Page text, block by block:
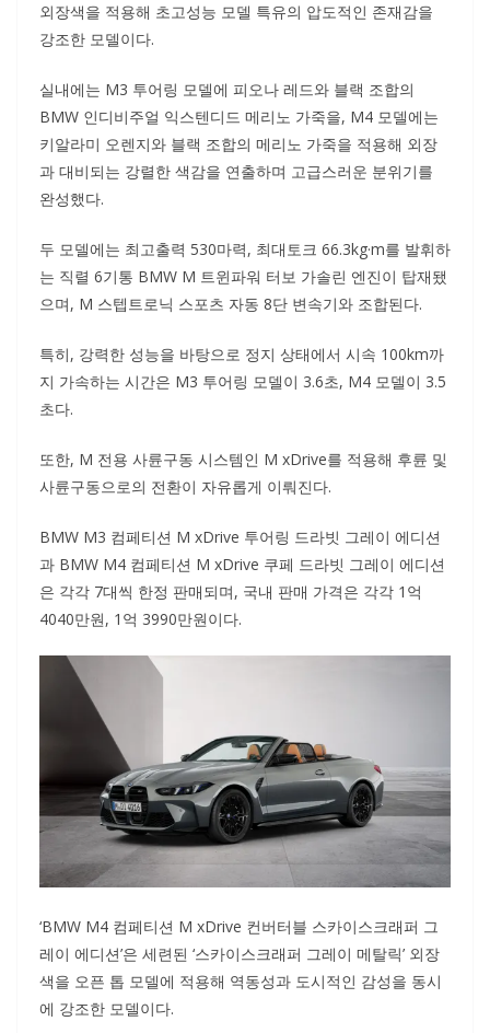
외장색을 적용해 초고성능 모델 특유의 압도적인 존재감을
강조한 모델이다.
실내에는 M3 투어링 모델에 피오나 레드와 블랙 조합의
BMW 인디비주얼 익스텐디드 메리노 가죽을, M4 모델에는
키알라미 오렌지와 블랙 조합의 메리노 가죽을 적용해 외장
과 대비되는 강렬한 색감을 연출하며 고급스러운 분위기를
완성했다.
두 모델에는 최고출력 530마력, 최대토크 66.3kg·m를 발휘하
는 직렬 6기통 BMW M 트윈파워 터보 가솔린 엔진이 탑재됐
으며, M 스텝트로닉 스포츠 자동 8단 변속기와 조합된다.
특히, 강력한 성능을 바탕으로 정지 상태에서 시속 100km까
지 가속하는 시간은 M3 투어링 모델이 3.6초, M4 모델이 3.5
초다.
또한, M 전용 사륜구동 시스템인 M xDrive를 적용해 후륜 및
사륜구동으로의 전환이 자유롭게 이뤄진다.
BMW M3 컴페티션 M xDrive 투어링 드라빗 그레이 에디션
과 BMW M4 컴페티션 M xDrive 쿠페 드라빗 그레이 에디션
은 각각 7대씩 한정 판매되며, 국내 판매 가격은 각각 1억
4040만원, 1억 3990만원이다.
‘BMW M4 컴페티션 M xDrive 컨버터블 스카이스크래퍼 그
레이 에디션’은 세련된 ‘스카이스크래퍼 그레이 메탈릭’ 외장
색을 오픈 톱 모델에 적용해 역동성과 도시적인 감성을 동시
에 강조한 모델이다.